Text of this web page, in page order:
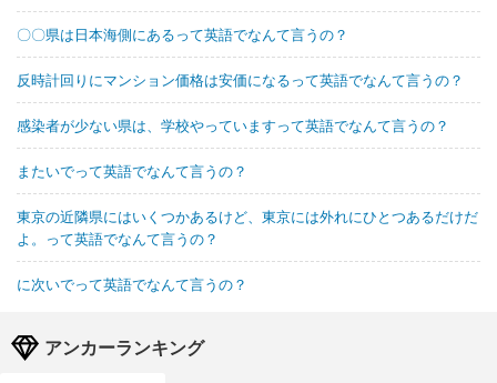
〇〇県は日本海側にあるって英語でなんて言うの？
反時計回りにマンション価格は安価になるって英語でなんて言うの？
感染者が少ない県は、学校やっていますって英語でなんて言うの？
またいでって英語でなんて言うの？
東京の近隣県にはいくつかあるけど、東京には外れにひとつあるだけだ
よ。って英語でなんて言うの？
に次いでって英語でなんて言うの？
アンカーランキング